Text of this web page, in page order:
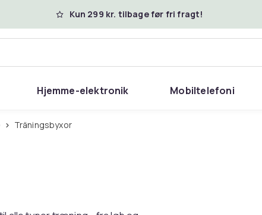
Kun 299 kr. tilbage før fri fragt!
Hjemme-elektronik Mobiltelefoni
Träningsbyxor